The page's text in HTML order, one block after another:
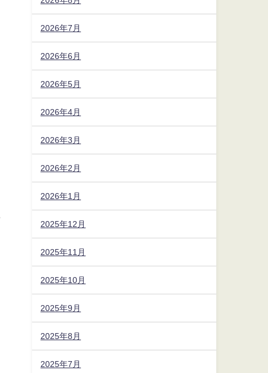
2026年7月
2026年6月
2026年5月
2026年4月
2026年3月
2026年2月
2026年1月
2025年12月
2025年11月
2025年10月
2025年9月
2025年8月
2025年7月